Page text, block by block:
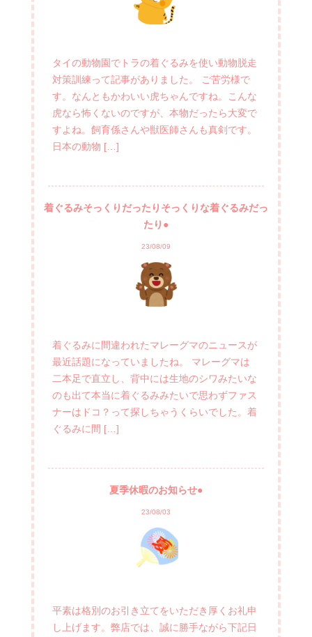
タイの動物園でトラの着ぐるみを使い動物脱走
対策訓練って記事がありました。 ご苦労様で
す。なんともかわいい虎ちゃんですね。こんな
虎なら怖くないのですが、本物だったら大変で
すよね。飼育係さんや獣医師さんも真剣です。
日本の動物 […]
着ぐるみそっくりだったりそっくりな着ぐるみだっ
たり●
23/08/09
着ぐるみに間違われたマレーグマのニュースが
最近話題になっていましたね。 マレーグマは
二本足で直立し、背中には生地のシワみたいな
のも出て本当に着ぐるみみたいで思わずファス
ナーはドコ？って探しちゃうくらいでした。着
ぐるみに間 […]
夏季休暇のお知らせ●
23/08/03
平素は格別のお引き立てをいただき厚くお礼申
し上げます。弊店では、誠に勝手ながら下記日